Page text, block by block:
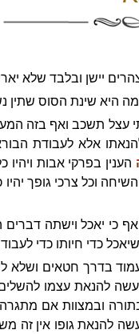
יישן ובלבד שלא
היא שינת הסוס שתין
עצל תשכב ואף בזה
אלא לעבודת
הענין בפרקי אבות
וכל צרכי גופך
כי יאכל וישתה
כדי חיותו כדי
בדרך חטאים ושלא
להנאת עצמו
ובמצוות אם מתגרה
להנאת גופו אין זה